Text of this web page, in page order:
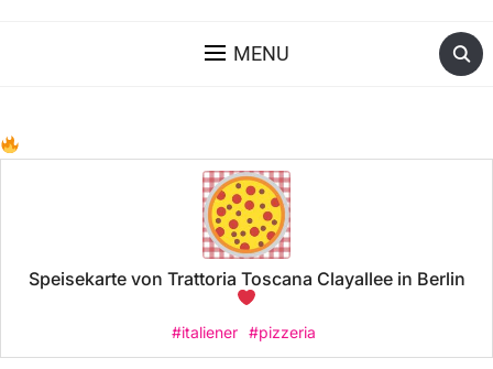
MENU
Speisekarte von Trattoria Toscana Clayallee in Berlin
#italiener #pizzeria